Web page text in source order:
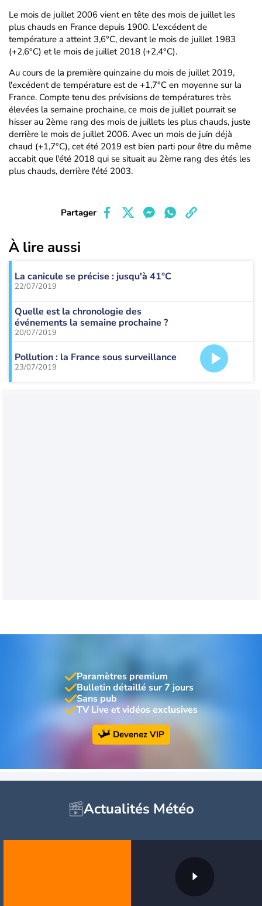
Le mois de juillet 2006 vient en tête des mois de juillet les
plus chauds en France depuis 1900. L'excédent de
température a atteint 3,6°C, devant le mois de juillet 1983
(+2,6°C) et le mois de juillet 2018 (+2,4°C).
Au cours de la première quinzaine du mois de juillet 2019,
l'excédent de température est de +1,7°C en moyenne sur la
France. Compte tenu des prévisions de températures très
élevées la semaine prochaine, ce mois de juillet pourrait se
hisser au 2ème rang des mois de juillets les plus chauds, juste
derrière le mois de juillet 2006. Avec un mois de juin déjà
chaud (+1,7°C), cet été 2019 est bien parti pour être du même
accabit que l'été 2018 qui se situait au 2ème rang des étés les
plus chauds, derrière l'été 2003.
Partager
À lire aussi
La canicule se précise : jusqu'à 41°C
22/07/2019
Quelle est la chronologie des
événements la semaine prochaine ?
20/07/2019
Pollution : la France sous surveillance
23/07/2019
Paramètres premium
Bulletin détaillé sur 7 jours
Sans pub
TV Live et vidéos exclusives
Devenez VIP
Actualités Météo